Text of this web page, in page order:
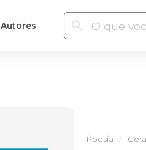
Autores
Poesia Geral